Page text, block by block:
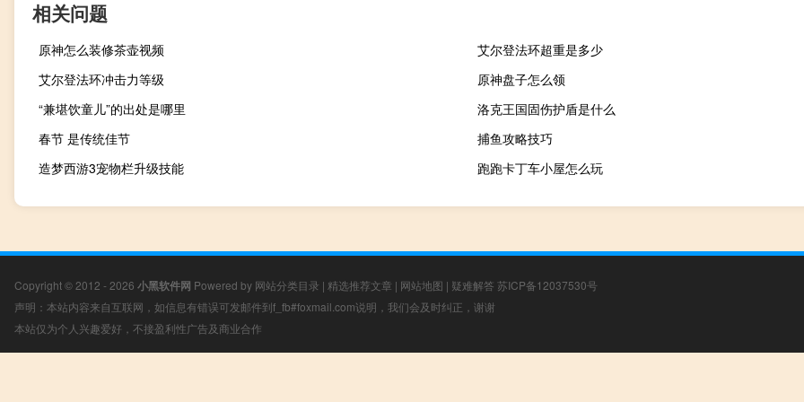
相关问题
原神怎么装修茶壶视频
艾尔登法环超重是多少
艾尔登法环冲击力等级
原神盘子怎么领
“兼堪饮童儿”的出处是哪里
洛克王国固伤护盾是什么
春节 是传统佳节
捕鱼攻略技巧
造梦西游3宠物栏升级技能
跑跑卡丁车小屋怎么玩
Copyright © 2012 - 2026 小黑软件网 Powered by 网站分类目录 | 精选推荐文章 | 网站地图 | 疑难解答 苏ICP备12037530号
声明：本站内容来自互联网，如信息有错误可发邮件到f_fb#foxmail.com说明，我们会及时纠正，谢谢
本站仅为个人兴趣爱好，不接盈利性广告及商业合作